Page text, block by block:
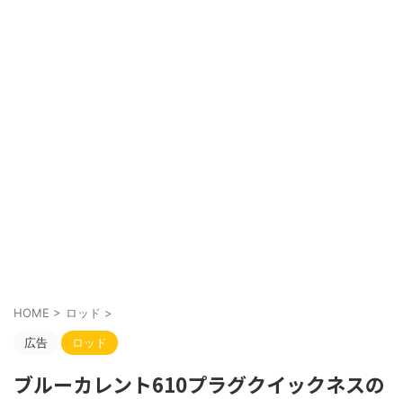
HOME > ロッド >
広告 ロッド
ブルーカレント610プラグクイックネスの